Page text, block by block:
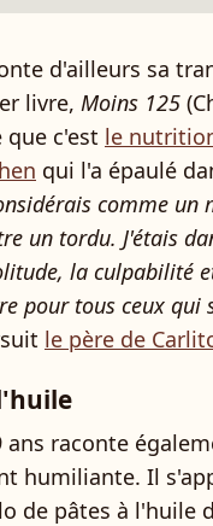
d'ailleurs sa
livre, Moins 125
c'est le
qui l'a épaulé
comme un
un tordu. J'étais
la culpabilité
pour tous ceux qui
le père de
ans raconte
humiliante. Il
de pâtes à l'huile